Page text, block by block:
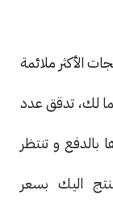
الأكثر ملائمة
لك، تدقق عدد
بالدفع و تنتظر
اليك بسعر